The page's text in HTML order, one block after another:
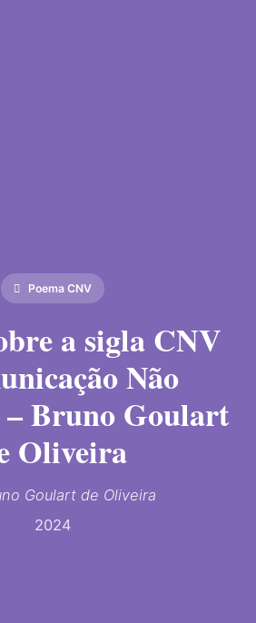
Poema CNV
a sigla CNV
Não
Bruno Goulart
Oliveira
Goulart de Oliveira
2024